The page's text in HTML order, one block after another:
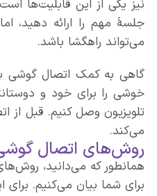
نیز یکی از این قابلیت‌ها
جلسهٔ مهم را ارائه دهید،
می‌تواند راهگشا باشد.
گاهی به کمک اتصال گوشی
خوشی را برای خود و
تلویزیون وصل کنیم. قبل از
می‌کند.
روش‌های اتصال
همانطور که می‌دانید،
برای شما بیان می‌کنیم. برای